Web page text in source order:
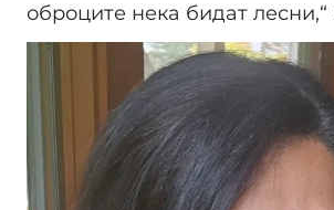
оброците нека бидат лесни,“